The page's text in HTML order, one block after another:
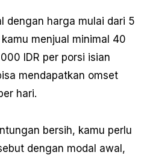
dengan harga mulai dari 5
menjual minimal 40
IDR per porsi isian
mendapatkan omset
hari.
bersih, kamu perlu
dengan modal awal,